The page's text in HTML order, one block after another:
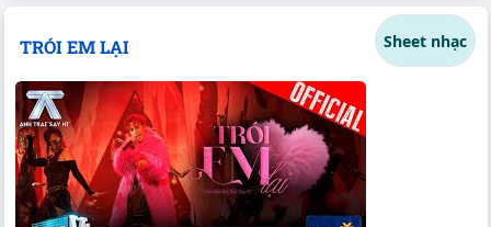
TRÓI EM LẠI Sheet nhạc